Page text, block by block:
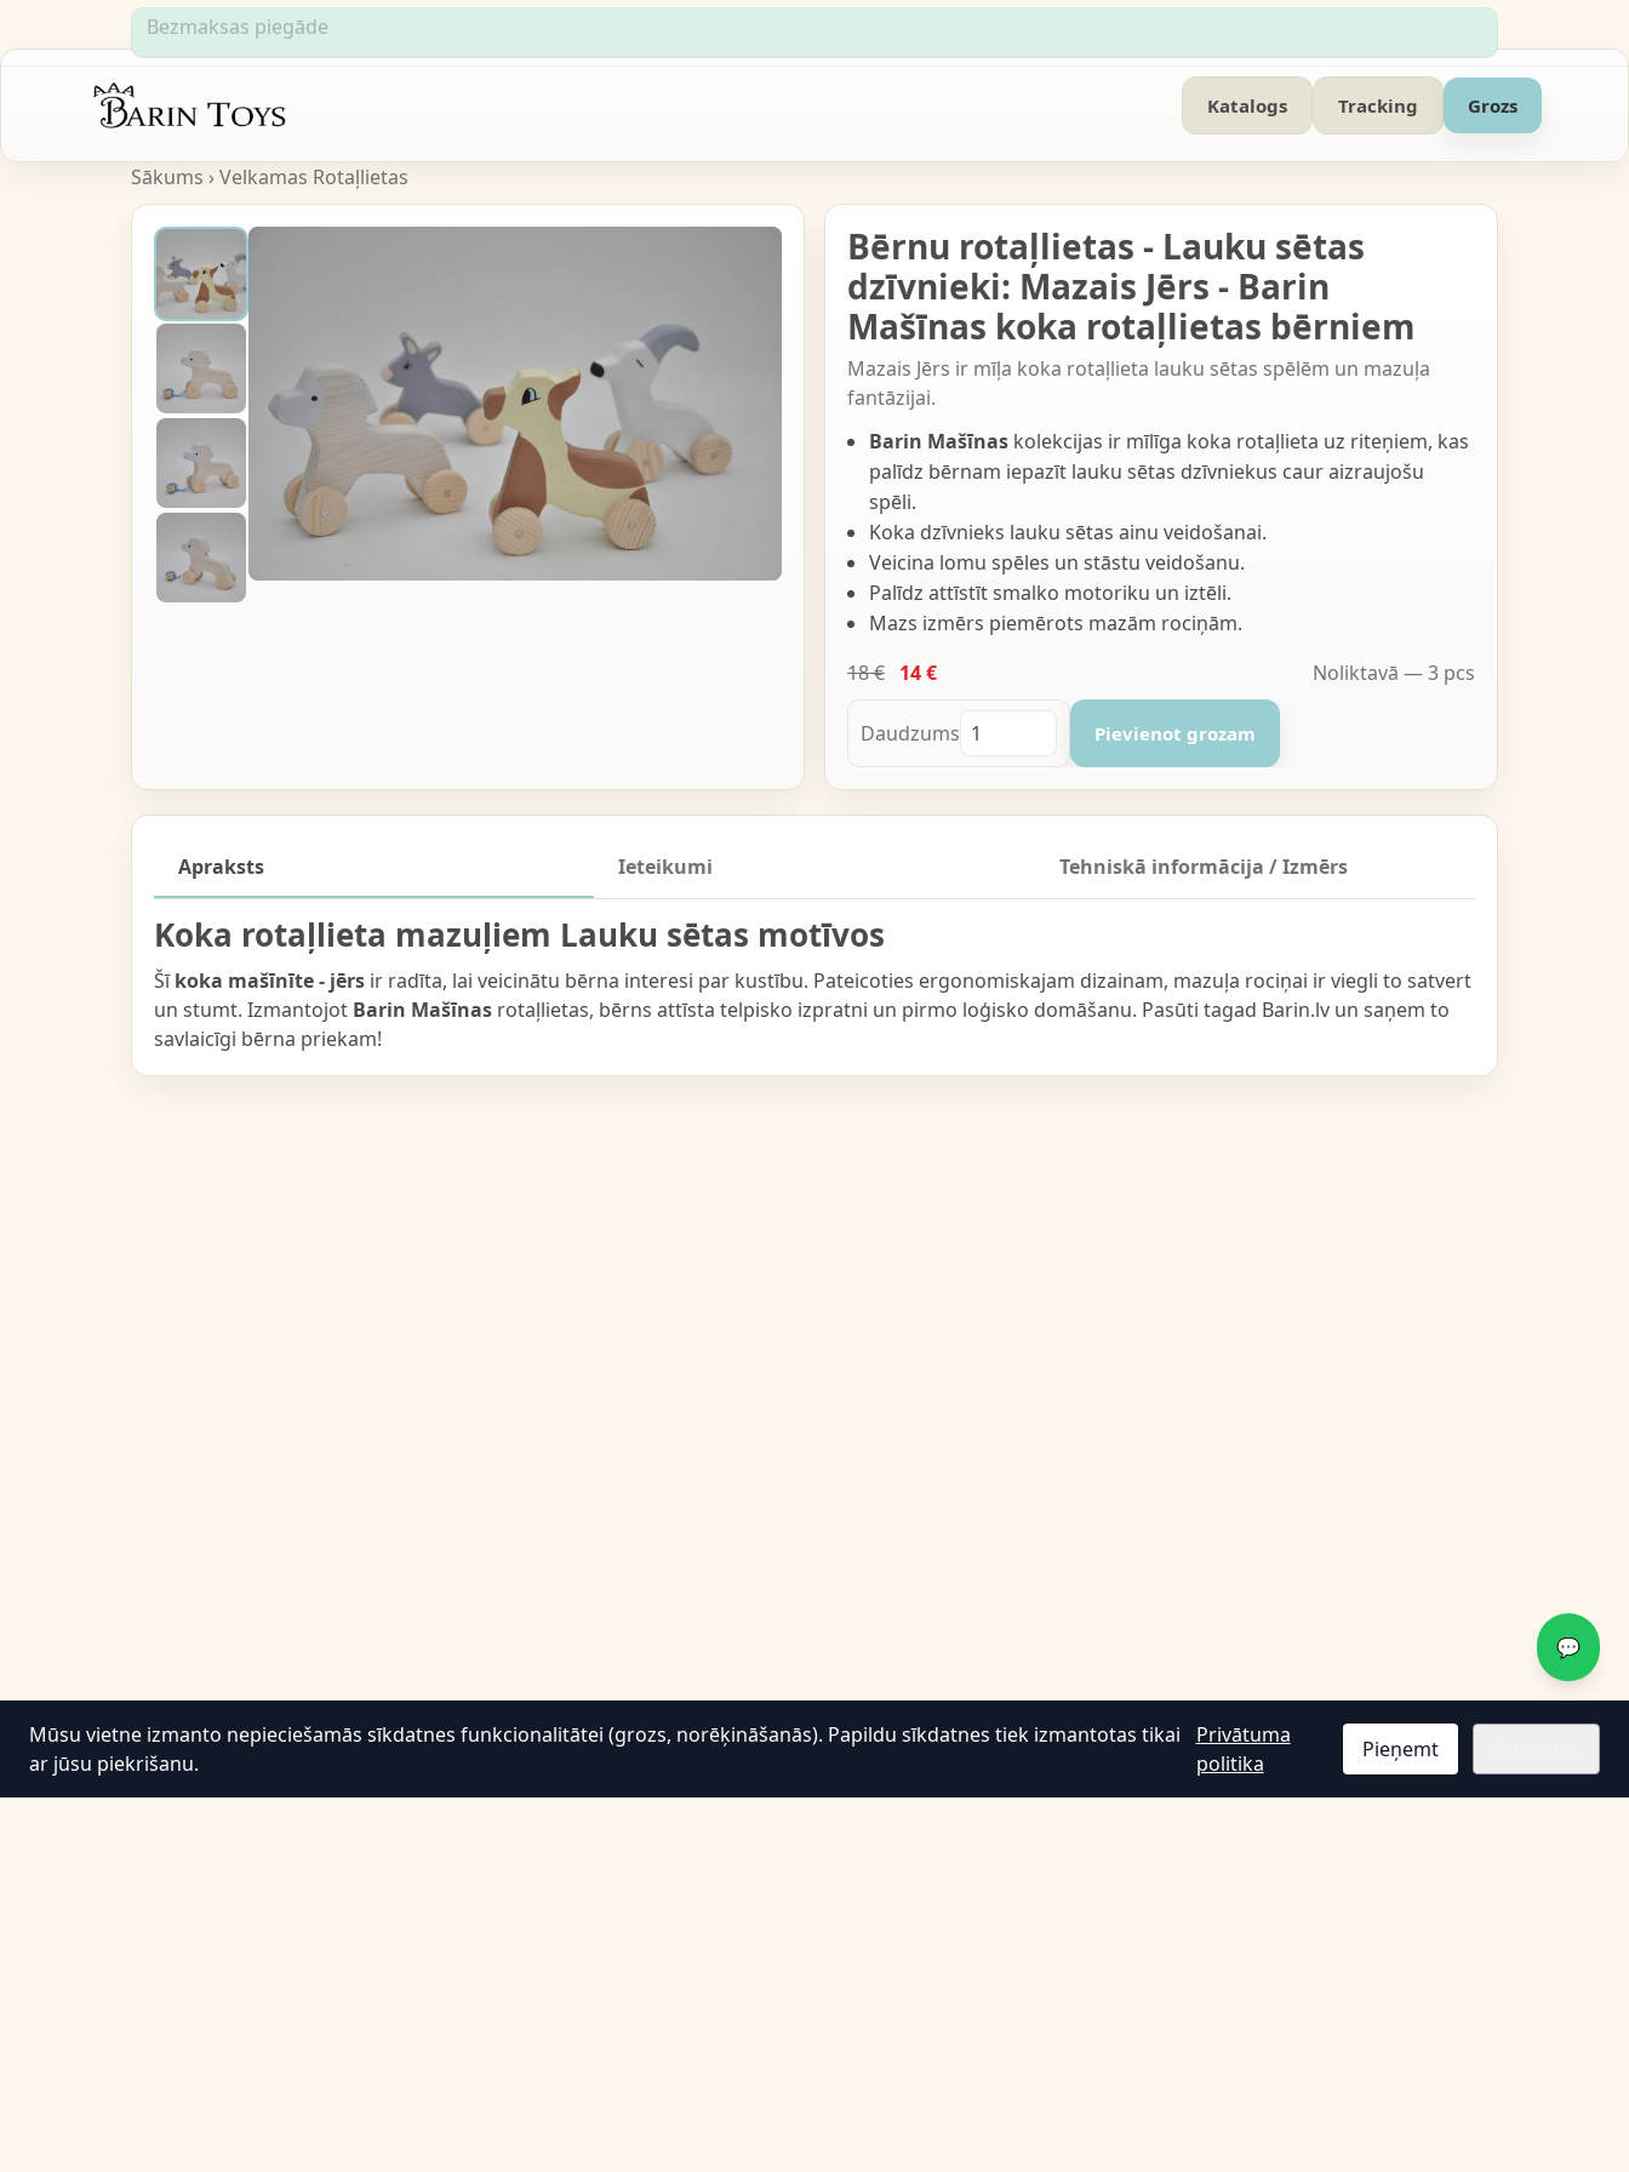
Bezmaksas piegāde
Katalogs Tracking Grozs
Sākums › Velkamas Rotaļlietas
Bērnu rotaļlietas - Lauku sētas
dzīvnieki: Mazais Jērs - Barin
Mašīnas koka rotaļlietas bērniem
Mazais Jērs ir mīļa koka rotaļlieta lauku sētas spēlēm un mazuļa
fantāzijai.
Barin Mašīnas kolekcijas ir mīlīga koka rotaļlieta uz riteņiem, kas
palīdz bērnam iepazīt lauku sētas dzīvniekus caur aizraujošu
spēli.
Koka dzīvnieks lauku sētas ainu veidošanai.
Veicina lomu spēles un stāstu veidošanu.
Palīdz attīstīt smalko motoriku un iztēli.
Mazs izmērs piemērots mazām rociņām.
18 € 14 € Noliktavā — 3 pcs
Daudzums Pievienot grozam
Apraksts Ieteikumi Tehniskā informācija / Izmērs
Koka rotaļlieta mazuļiem Lauku sētas motīvos
Šīkoka mašīnīte - jērs ir radīta, lai veicinātu bērna interesi par kustību. Pateicoties ergonomiskajam dizainam, mazuļa rociņai ir viegli to satvert
un stumt. Izmantojot Barin Mašīnas rotaļlietas, bērns attīsta telpisko izpratni un pirmo loģisko domāšanu. Pasūti tagad Barin.lv un saņem to
savlaicīgi bērna priekam!
Mūsu vietne izmanto nepieciešamās sīkdatnes funkcionalitātei (grozs, norēķināšanās). Papildu sīkdatnes tiek izmantotas tikai
ar jūsu piekrišanu.
Privātuma
politika
Pieņemt
💬